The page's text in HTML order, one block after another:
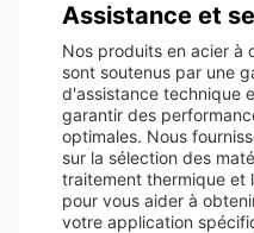
Assistance et
Nos produits en acier à
sont soutenus par une
d'assistance technique
garantir des
optimales. Nous
sur la sélection des
traitement thermique et
pour vous aider à
votre application